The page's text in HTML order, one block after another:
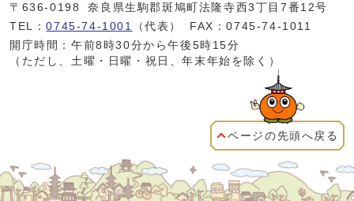
〒636-0198
奈良県生駒郡斑鳩町法隆寺西3丁目7番12号
TEL：0745-74-1001 （代表）
FAX：0745-74-1011
開庁時間：午前8時30分から午後5時15分
（ただし、土曜・日曜・祝日、年末年始を除く）
ページの先頭へ戻る